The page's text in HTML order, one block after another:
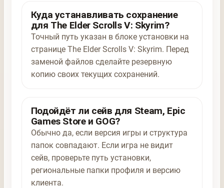
Куда устанавливать сохранение
для The Elder Scrolls V: Skyrim?
Точный путь указан в блоке установки на
странице The Elder Scrolls V: Skyrim. Перед
заменой файлов сделайте резервную
копию своих текущих сохранений.
Подойдёт ли сейв для Steam, Epic
Games Store и GOG?
Обычно да, если версия игры и структура
папок совпадают. Если игра не видит
сейв, проверьте путь установки,
региональные папки профиля и версию
клиента.